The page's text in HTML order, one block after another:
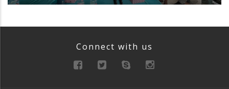
Connect with us